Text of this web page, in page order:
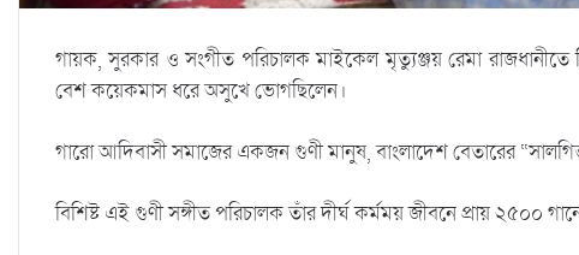
গায়ক, সুরকার ও সংগীত পরিচালক মাইকেল মৃত্যুঞ্জয় রেমা
বেশ কয়েকমাস ধরে অসুখে ভোগছিলেন।
গারো আদিবাসী সমাজের একজন গুণী মানুষ, বাংলাদেশ বেতারের
বিশিষ্ট এই গুণী সঙ্গীত পরিচালক তাঁর দীর্ঘ কর্মময় জীবনে প্রায় ২৫০০